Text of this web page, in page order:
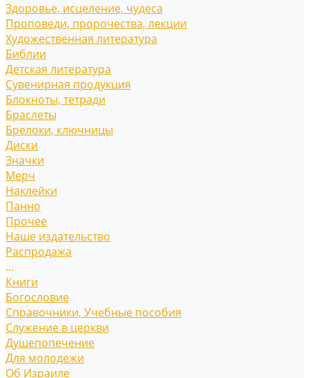
Здоровье, исцеление, чудеса
Проповеди, пророчества, лекции
Художественная литература
Библии
Детская литература
Сувенирная продукция
Блокноты, тетради
Браслеты
Брелоки, ключницы
Диски
Значки
Мерч
Наклейки
Панно
Прочее
Наше издательство
Распродажа
...
Книги
Богословие
Справочники, Учебные пособия
Служение в церкви
Душепопечение
Для молодежи
Об Израиле